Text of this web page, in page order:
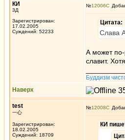
КИ
3Д
Зарегистрирован:
17.02.2005
Суждений: 52233
№12006
Цитата:
Слава
А может
славит.
Буддизм
Наверх
test
一心
Зарегистрирован:
18.02.2005
Суждений: 18709
№12008
КИ